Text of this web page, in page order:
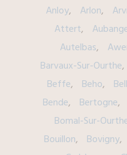
Anloy
Arlon
Attert
Autelbas
Barvaux-Sur-Ourthe
Beffe
Beho
Bende
Bertogne
Bomal-Sur-
Bouillon
Bovigny